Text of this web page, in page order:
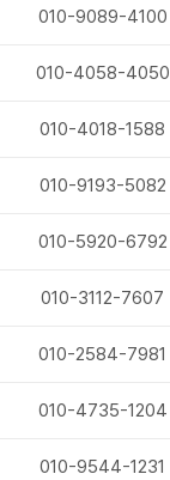
010-9089-4100
010-4058-4050
010-4018-1588
010-9193-5082
010-5920-6792
010-3112-7607
010-2584-7981
010-4735-1204
010-9544-1231